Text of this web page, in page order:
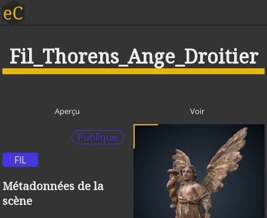
Fil_Thorens_Ange_Droitier
Aperçu Voir
Publique
FIL
Métadonnées de la
scène